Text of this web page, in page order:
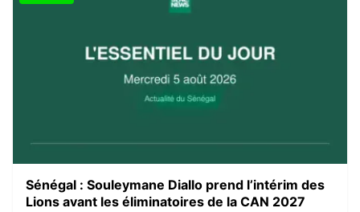
Sénégal : Souleymane Diallo prend l’intérim des
Lions avant les éliminatoires de la CAN 2027